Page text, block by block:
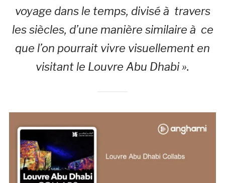
voyage dans le temps, divisé à travers
les siècles, d’une manière similaire à ce
que l’on pourrait vivre visuellement en
visitant le Louvre Abu Dhabi ».